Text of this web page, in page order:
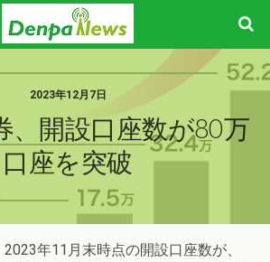
2023年12月7日
、開設口座数が80万
口座を突破
年11月末時点の開設口座数が、